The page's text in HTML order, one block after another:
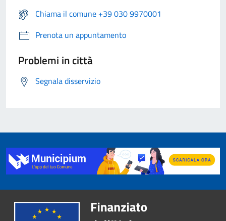
Chiama il comune +39 030 9970001
Prenota un appuntamento
Problemi in città
Segnala disservizio